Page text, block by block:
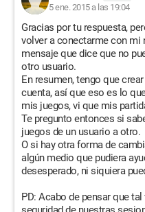
5 ene. 2015 a las 19:04
Gracias por tu respuesta,
volver a conectarme con mi
mensaje que dice que no
otro usuario.
En resumen, tengo que
cuenta, así que eso es lo
mis juegos, vi que mis
Te pregunto entonces si
juegos de un usuario a otro.
O si hay otra forma de
algún medio que pudiera
desesperado, ni siquiera
PD: Acabo de pensar que